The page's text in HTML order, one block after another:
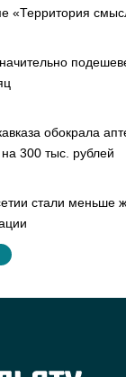
«Территория
обокрала
300 тыс. рублей
стали меньше